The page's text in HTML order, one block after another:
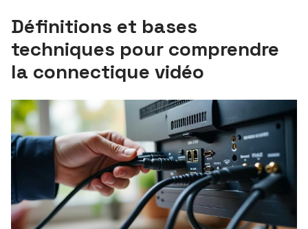
Définitions et bases
techniques pour comprendre
la connectique vidéo